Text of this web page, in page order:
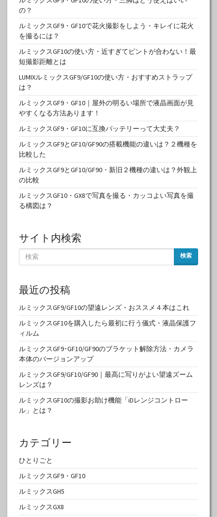
の？
ルミックスGF9・GF10で花火撮影をしよう・キレイに花火
を撮るには？
ルミックスGF10の使い方・近すぎてピントが合わない！最
短撮影距離とは
LUMIXルミックスGF9/GF10の使い方・おすすめストラップ
は？
ルミックスGF9・GF10｜屋外の明るい場所で液晶画面が見
やすくなる方法あります！
ルミックスGF9・GF10に互換バッテリーって大丈夫？
ルミックスGF9とGF10/GF90の搭載機能の違いは？２機種を
比較した
ルミックスGF9とGF10/GF90・新旧２機種の違いは？外観上
の比較
ルミックスGF10・GX8で写真を撮る・カッコよい写真を撮
る構図は？
サイト内検索
検索
最近の投稿
ルミックスGF9/GF10の望遠レンズ・おススメ４本はこれ
ルミックスGF10を購入したら最初に行う儀式・液晶保護フ
ィルム
ルミックスGF9･GF10/GF90のブラケット解除方法・カメラ
本体のバージョンアップ
ルミックスGF9/GF10/GF90｜最高に写りがよい望遠ズーム
レンズは？
ルミックスGF10の撮影お助け機能「iDレンジコントロー
ル」とは？
カテゴリー
ひとりごと
ルミックスGF9・GF10
ルミックスGH5
ルミックスGX8